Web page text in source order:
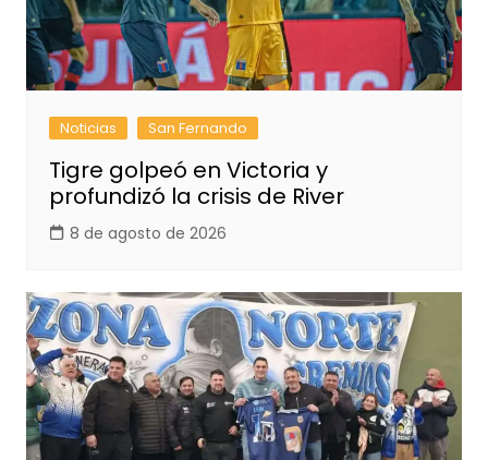
Noticias San Fernando
Tigre golpeó en Victoria y
profundizó la crisis de River
8 de agosto de 2026